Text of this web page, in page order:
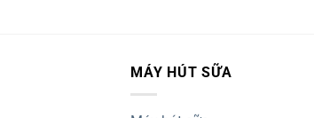
MÁY HÚT SỮA